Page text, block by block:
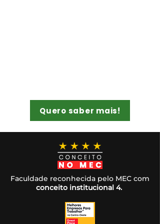
Quero saber mais!
Faculdade reconhecida pelo MEC com
conceito institucional 4.